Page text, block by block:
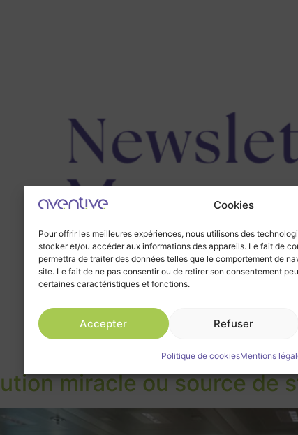
Cookies
Pour offrir les meilleures expériences, nous utilisons des
stocker et/ou accéder aux informations des appareils. Le fait de
permettra de traiter des données telles que le comportement de
site. Le fait de ne pas consentir ou de retirer son consentement
certaines caractéristiques et fonctions.
Accepter Refuser
Politique de cookiesMentions
miracle ou source de